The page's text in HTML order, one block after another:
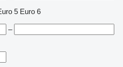
5 Euro 6
–